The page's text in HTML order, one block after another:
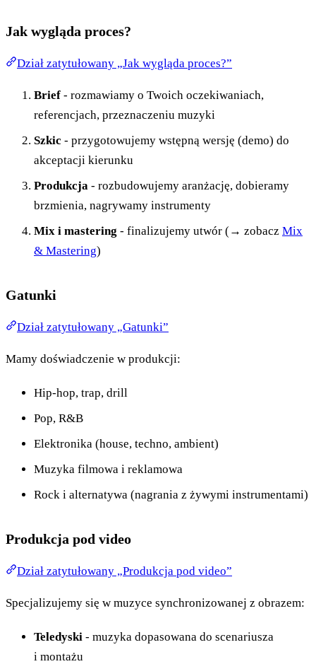
Jak wygląda proces?
Dział zatytułowany „Jak wygląda proces?”
Brief - rozmawiamy o Twoich oczekiwaniach,
referencjach, przeznaczeniu muzyki
Szkic - przygotowujemy wstępną wersję (demo) do
akceptacji kierunku
Produkcja - rozbudowujemy aranżację, dobieramy
brzmienia, nagrywamy instrumenty
Mix i mastering - finalizujemy utwór (→ zobacz Mix
& Mastering)
Gatunki
Dział zatytułowany „Gatunki”
Mamy doświadczenie w produkcji:
Hip-hop, trap, drill
Pop, R&B
Elektronika (house, techno, ambient)
Muzyka filmowa i reklamowa
Rock i alternatywa (nagrania z żywymi instrumentami)
Produkcja pod video
Dział zatytułowany „Produkcja pod video”
Specjalizujemy się w muzyce synchronizowanej z obrazem:
Teledyski - muzyka dopasowana do scenariusza
i montażu